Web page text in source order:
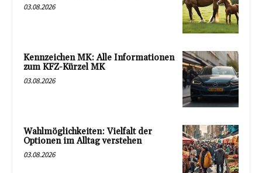
03.08.2026
Kennzeichen MK: Alle Informationen
zum KFZ-Kürzel MK
03.08.2026
Wahlmöglichkeiten: Vielfalt der
Optionen im Alltag verstehen
03.08.2026